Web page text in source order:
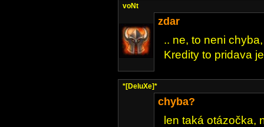
voNt
zdar
.. ne, to neni
Kredity to pridava
*[DeluXe]*
chyba?
len taká otázočka,